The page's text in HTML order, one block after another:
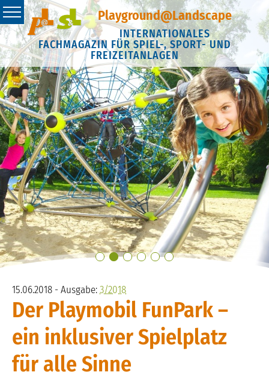
Playground@Landscape
INTERNATIONALES
FACHMAGAZIN FÜR SPIEL-, SPORT- UND
FREIZEITANLAGEN
15.06.2018 - Ausgabe:3/2018
Der Playmobil FunPark –
ein inklusiver Spielplatz
für alle Sinne